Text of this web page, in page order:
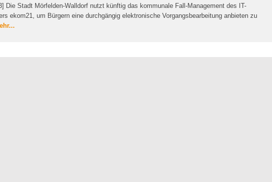
Die Stadt Mörfelden-Walldorf nutzt künftig das kommunale Fall-Management des IT-
ekom21, um Bürgern eine durchgängig elektronische Vorgangsbearbeitung anbieten zu